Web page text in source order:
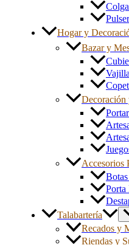
Hogar y
Bazar y
Decoración
Accesorios
Porta
Talabartería
Recados y
Riendas y